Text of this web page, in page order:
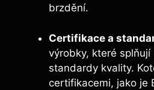
brzdění.
Certifikace a
výrobky, které splňují
standardy kvality.
certifikacemi, jako je